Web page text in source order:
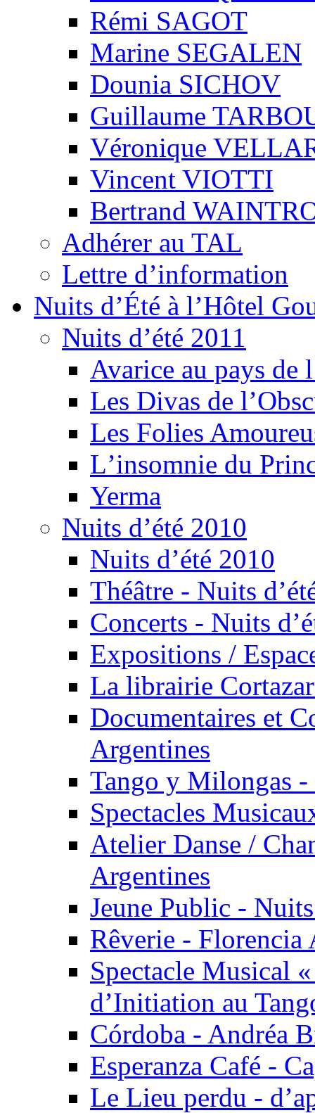
Rémi SAGOT
Marine SEGALEN
Dounia SICHOV
Guillaume
Véronique
Vincent VIOTTI
Bertrand
Adhérer au TAL
Lettre d’information
Nuits d’Été à l’Hôtel
Nuits d’été 2011
Avarice au pays de
Les Divas de
Les Folies
Lʼinsomnie du
Yerma
Nuits d’été 2010
Nuits d’été 2010
Théâtre - Nuits
Concerts - Nuits
Expositions /
La librairie
Documentaires et
Argentines
Tango y Milongas -
Spectacles
Atelier Danse /
Argentines
Jeune Public -
Rêverie - Florencia
Spectacle Musical
d’Initiation au
Córdoba - Andréa
Esperanza Café -
Le Lieu perdu -